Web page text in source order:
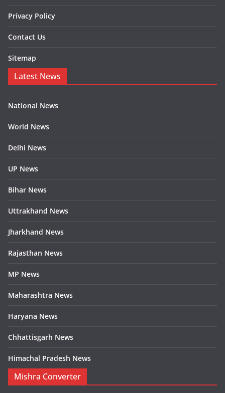
Privacy Policy
Contact Us
Sitemap
Latest News
National News
World News
Delhi News
UP News
Bihar News
Uttrakhand News
Jharkhand News
Rajasthan News
MP News
Maharashtra News
Haryana News
Chhattisgarh News
Himachal Pradesh News
Mishra Converter